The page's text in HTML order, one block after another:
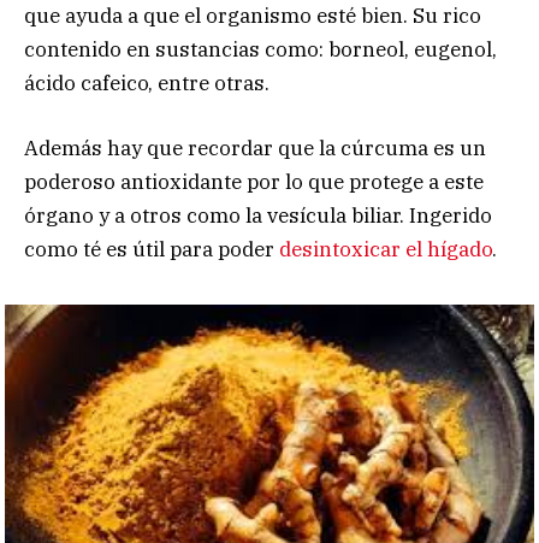
que ayuda a que el organismo esté bien. Su rico
contenido en sustancias como: borneol, eugenol,
ácido cafeico, entre otras.
Además hay que recordar que la cúrcuma es un
poderoso antioxidante por lo que protege a este
órgano y a otros como la vesícula biliar. Ingerido
como té es útil para poder desintoxicar el hígado.